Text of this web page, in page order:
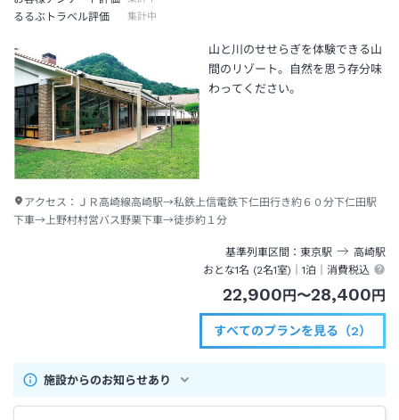
るるぶトラベル評価 集計中
山と川のせせらぎを体験できる山
間のリゾート。自然を思う存分味
わってください。
アクセス： ＪＲ高崎線高崎駅→私鉄上信電鉄下仁田行き約６０分下仁田駅
下車→上野村村営バス野栗下車→徒歩約１分
基準列車区間 東京駅 高崎駅
おとな1名 (2名1室)｜1泊 ｜消費税込
22,900 円 〜28,400 円
すべてのプランを見る（2）
施設からのお知らせあり